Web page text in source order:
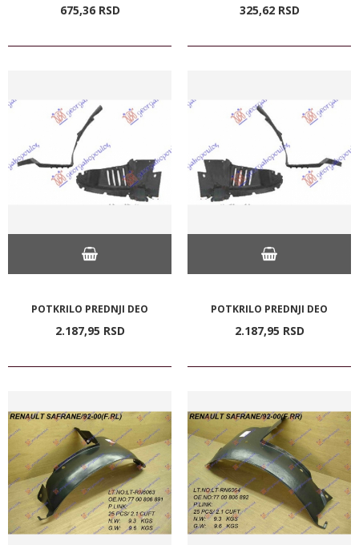
675,36 RSD 325,62 RSD
POTKRILO PREDNJI DEO
2.187,95 RSD
POTKRILO PREDNJI DEO
2.187,95 RSD